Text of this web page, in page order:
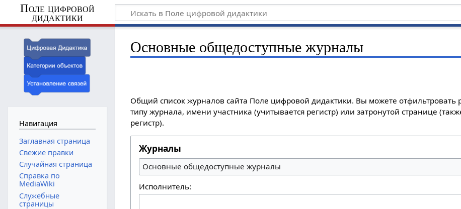
Поле цифровой
дидактики
Основные общедоступные журналы
Общий список журналов сайта Поле цифровой дидактики. Вы можете отфильтровать
типу журнала, имени участника (учитывается регистр) или затронутой странице
регистр).
Журналы
Основные общедоступные журналы
Исполнитель:
Навигация
Заглавная страница
Свежие правки
Случайная страница
Справка по
MediaWiki
Служебные
страницы